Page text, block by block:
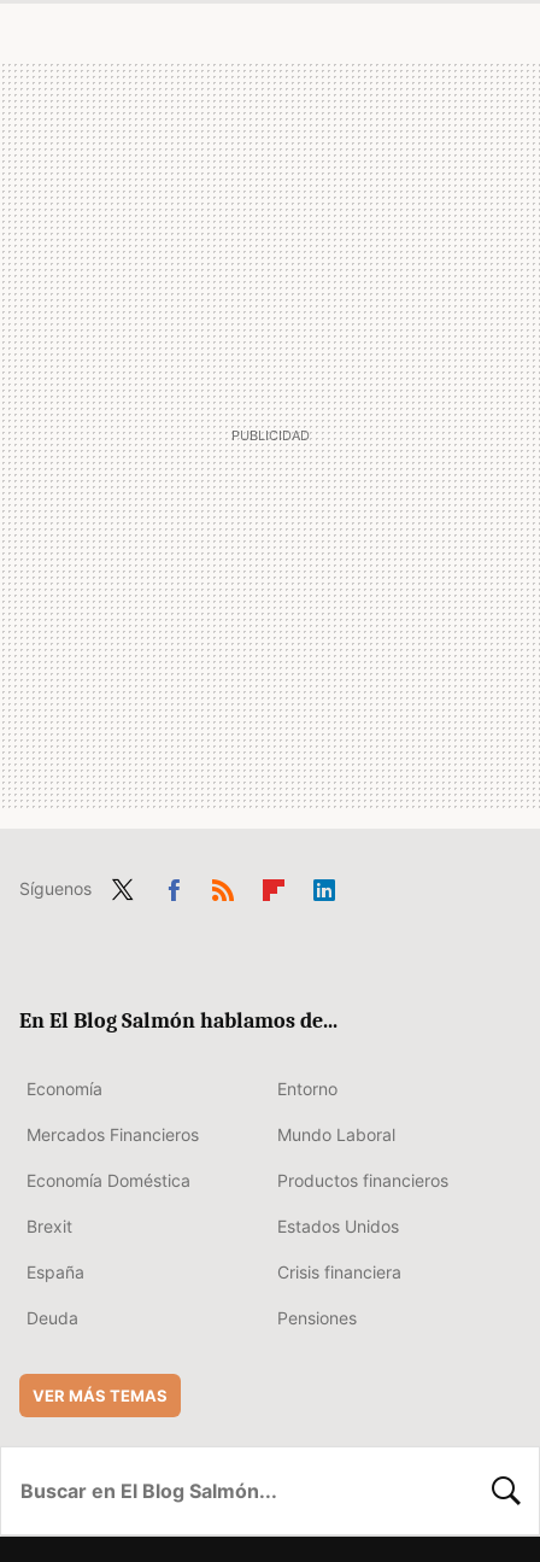
Síguenos
En El Blog Salmón hablamos de...
Economía Entorno
Mercados Financieros Mundo Laboral
Economía Doméstica Productos financieros
Brexit Estados Unidos
España Crisis financiera
Deuda Pensiones
VER MÁS TEMAS